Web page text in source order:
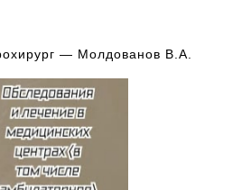
— Молдованов В.А.